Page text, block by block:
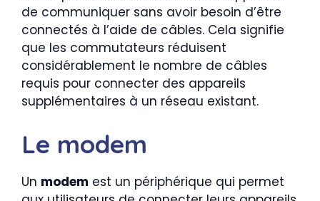
de communiquer sans avoir besoin d’être
connectés à l’aide de câbles. Cela signifie
que les commutateurs réduisent
considérablement le nombre de câbles
requis pour connecter des appareils
supplémentaires à un réseau existant.
Le modem
Un modem est un périphérique qui permet